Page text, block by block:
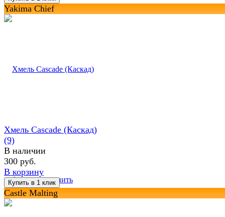
Yakima Chief
избранное сравнить
Хмель Cascade (Каскад)
(9)
В наличии
300 руб.
В корзину
Castle Malting